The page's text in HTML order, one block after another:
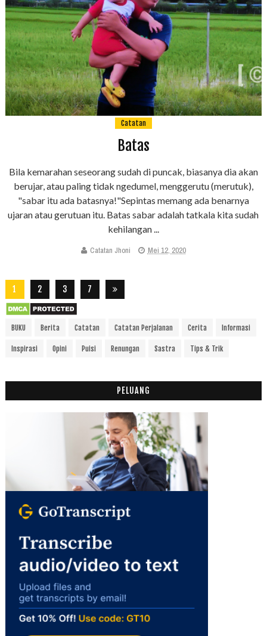
Catatan
Batas
Bila kemarahan seseorang sudah di puncak, biasanya dia akan
berujar, atau paling tidak ngedumel, menggerutu (merutuk),
"sabar itu ada batasnya!"Sepintas memang ada benarnya
ujaran atau gerutuan itu. Batas sabar adalah tatkala kita sudah
kehilangan ...
Catatan Jhoni Mei 12, 2020
1 2 3 7
BUKU Berita Catatan Catatan Perjalanan Cerita Informasi
Inspirasi Opini Puisi Renungan Sastra Tips & Trik
PELUANG